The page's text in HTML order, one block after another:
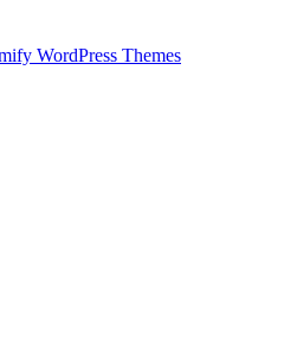
WordPress Themes